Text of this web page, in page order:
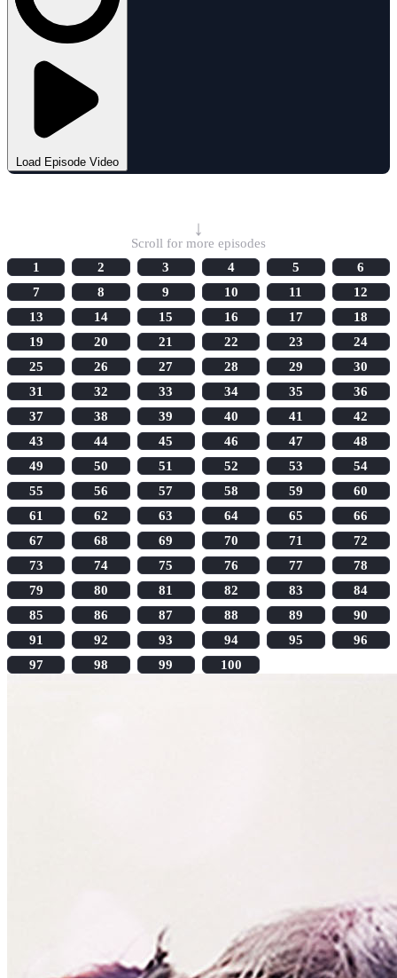
Load Episode Video
↓
Scroll for more episodes
1
2 3 4 5
6
7
8 9 10 11
12
13
14 15 16 17
18
19
20 21 22 23
24
25
26 27 28 29
30
31
32 33 34 35
36
37
38 39 40 41
42
43
44 45 46 47
48
49
50 51 52 53
54
55
56 57 58 59
60
61
62 63 64 65
66
67
68 69 70 71
72
73
74 75 76 77
78
79
80 81 82 83
84
85
86 87 88 89
90
91
92 93 94 95
96
97
98 99 100